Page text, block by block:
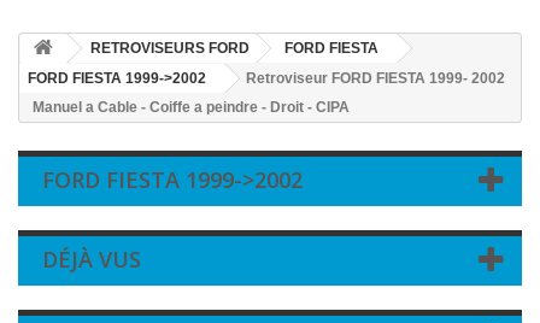
RETROVISEURS FORD
FORD FIESTA
FORD FIESTA 1999->2002
Retroviseur FORD FIESTA 1999- 2002
Manuel a Cable - Coiffe a peindre - Droit - CIPA
FORD FIESTA 1999->2002
DÉJÀ VUS